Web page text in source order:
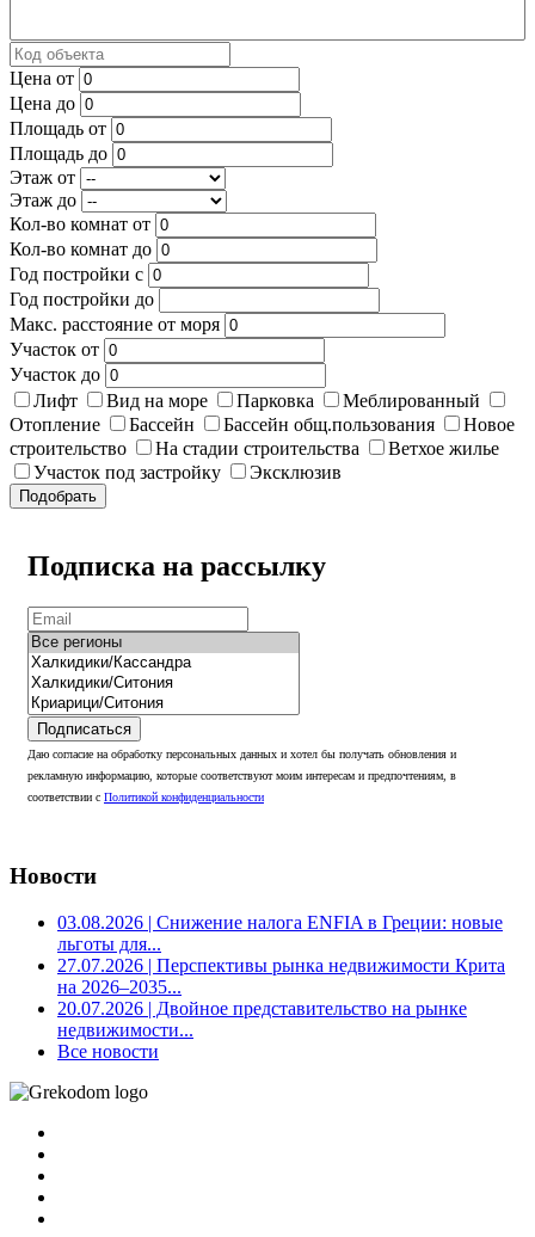
Цена от
Цена до
Площадь от
Площадь до
Этаж от
Этаж до
Кол-во комнат от
Кол-во комнат до
Год постройки с
Год постройки до
Макс. расстояние от моря
Участок от
Участок до
Лифт
Вид на море Парковка
Меблированный
Отопление
Бассейн Бассейн общ.пользования
Новое
строительство
На стадии строительства
Ветхое жилье
Участок под застройку
Эксклюзив
Подобрать
Подписка на рассылку
Подписаться
Даю согласие на обработку персональных данных и хотел бы получать обновления и
рекламную информацию, которые соответствуют моим интересам и предпочтениям, в
соответствии с Политикой конфиденциальности
Новости
03.08.2026 | Снижение налога ENFIA в Греции: новые
льготы для...
27.07.2026 | Перспективы рынка недвижимости Крита
на 2026–2035...
20.07.2026 | Двойное представительство на рынке
недвижимости...
Все новости